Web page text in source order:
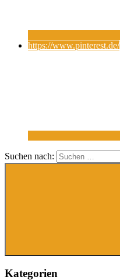
https://www.pinterest.de/
Suchen nach:
Kategorien